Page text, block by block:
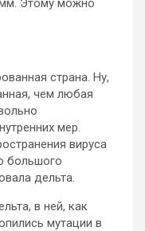
Этому можно
страна. Ну,
чем любая
мер.
вируса
большого
дельта.
в ней, как
мутации в